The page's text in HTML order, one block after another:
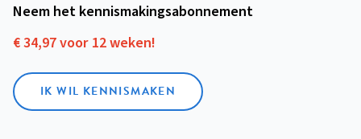
Neem het kennismakings­abonnement
€ 34,97 voor 12 weken!
IK WIL KENNISMAKEN